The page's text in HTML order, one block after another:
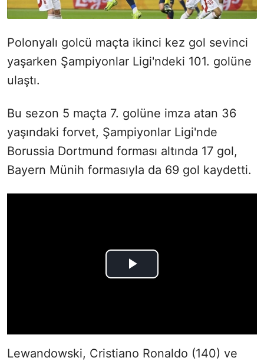
Polonyalı golcü maçta ikinci kez gol sevinci
yaşarken Şampiyonlar Ligi'ndeki 101. golüne
ulaştı.
Bu sezon 5 maçta 7. golüne imza atan 36
yaşındaki forvet, Şampiyonlar Ligi'nde
Borussia Dortmund forması altında 17 gol,
Bayern Münih formasıyla da 69 gol kaydetti.
Lewandowski, Cristiano Ronaldo (140) ve